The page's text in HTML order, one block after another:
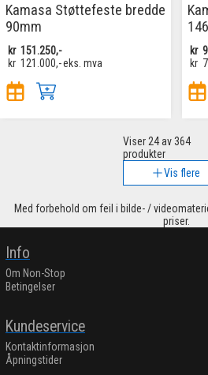
Kamasa Støttefeste bredde
90mm
kr 151.250,-
kr 121.000,-eks. mva
kr
kr
Viser 24av 364
produkter
Vis flere
Med forbehold om feil i bilde- /
priser.
Info
Om Non-Stop
Betingelser
Kundeservice
Kontaktinformasjon
Åpningstider